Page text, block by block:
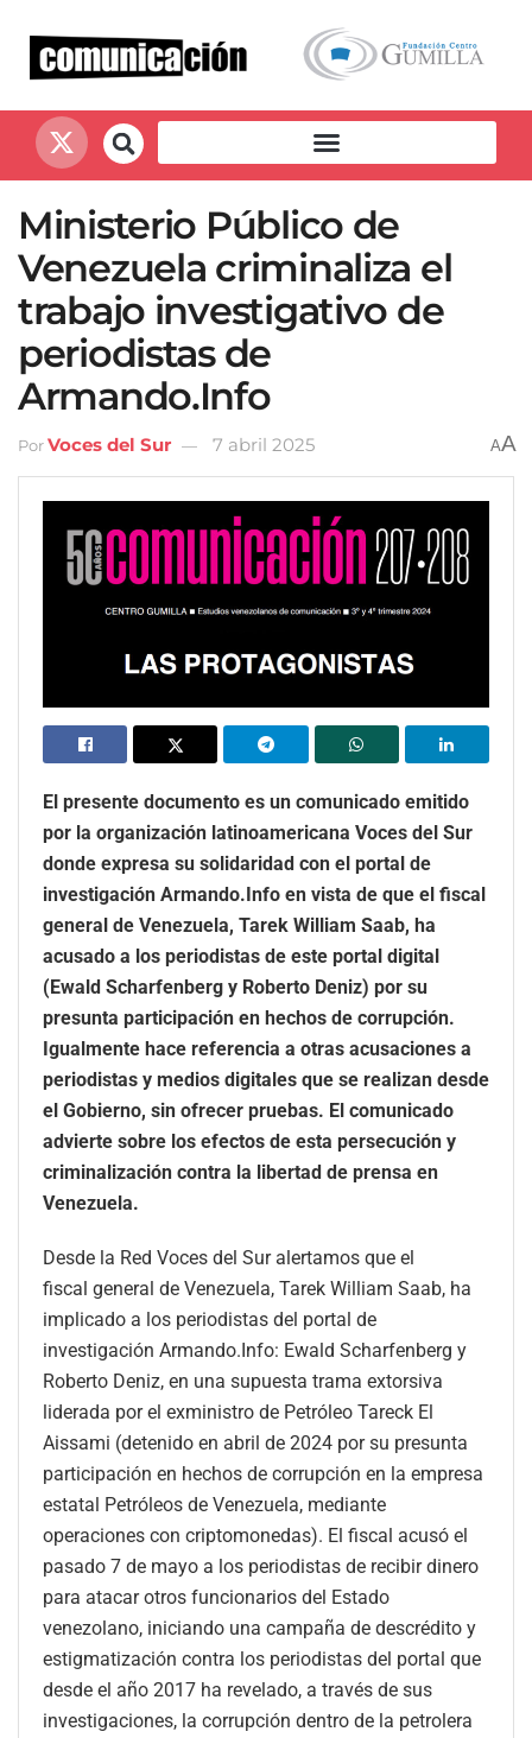
Ministerio Público de
Venezuela criminaliza el
trabajo investigativo de
periodistas de
Armando.Info
PorVoces del Sur 7 abril 2025 AA
El presente documento es un comunicado emitido
por la organización latinoamericana Voces del Sur
donde expresa su solidaridad con el portal de
investigación Armando.Info en vista de que el fiscal
general de Venezuela, Tarek William Saab, ha
acusado a los periodistas de este portal digital
(Ewald Scharfenberg y Roberto Deniz) por su
presunta participación en hechos de corrupción.
Igualmente hace referencia a otras acusaciones a
periodistas y medios digitales que se realizan desde
el Gobierno, sin ofrecer pruebas. El comunicado
advierte sobre los efectos de esta persecución y
criminalización contra la libertad de prensa en
Venezuela.
Desde la Red Voces del Sur alertamos que el
fiscal general de Venezuela, Tarek William Saab, ha
implicado a los periodistas del portal de
investigación Armando.Info: Ewald Scharfenberg y
Roberto Deniz, en una supuesta trama extorsiva
liderada por el exministro de Petróleo Tareck El
Aissami (detenido en abril de 2024 por su presunta
participación en hechos de corrupción en la empresa
estatal Petróleos de Venezuela, mediante
operaciones con criptomonedas). El fiscal acusó el
pasado 7 de mayo a los periodistas de recibir dinero
para atacar otros funcionarios del Estado
venezolano, iniciando una campaña de descrédito y
estigmatización contra los periodistas del portal que
desde el año 2017 ha revelado, a través de sus
investigaciones, la corrupción dentro de la petrolera